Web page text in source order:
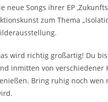
neue Songs ihrer EP
zum Thema
wird richtig großartig! Du
inmitten von verschiedener
Bring ruhig noch